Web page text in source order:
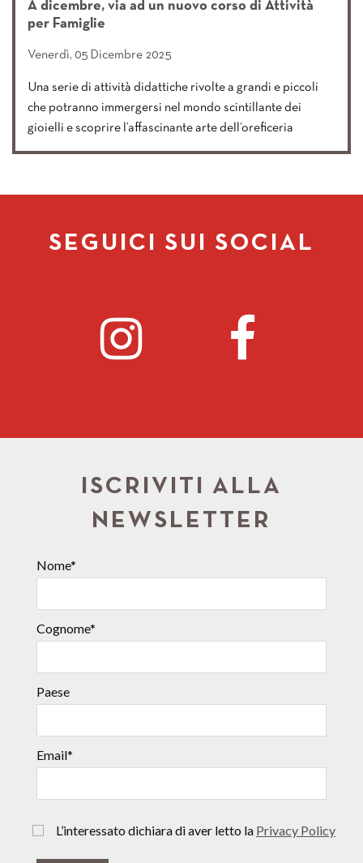
A dicembre, via ad un nuovo corso di Attività
per Famiglie
Venerdì, 05 Dicembre 2025
Una serie di attività didattiche rivolte a grandi e piccoli
che potranno immergersi nel mondo scintillante dei
gioielli e scoprire l’affascinante arte dell’oreficeria
SEGUICI SUI SOCIAL
ISCRIVITI ALLA
NEWSLETTER
Nome*
Cognome*
Paese
Email*
L’interessato dichiara di aver letto la Privacy Policy